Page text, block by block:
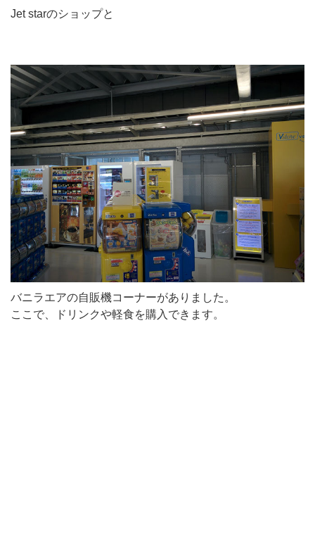
Jet starのショップと
バニラエアの自販機コーナーがありました。
ここで、ドリンクや軽食を購入できます。